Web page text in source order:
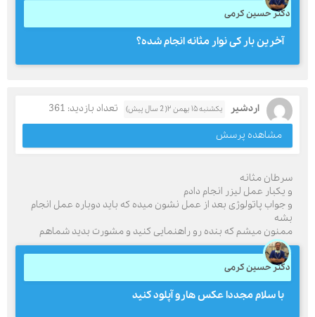
دکتر حسین کرمی
آخرین بار کی نوار مثانه انجام شده؟
اردشیر یکشنبه ۱۵ بهمن ۲( 2 سال پیش)
تعداد بازدید: 361
مشاهده پرسش
سرطان مثانه
و یکبار عمل لیزر انجام دادم
و جواب پاتولوژی بعد از عمل نشون میده که باید دوباره عمل انجام
بشه
ممنون میشم که بنده رو راهنمایی کنید و مشورت بدید شماهم
دکتر حسین کرمی
با سلام مجددا عکس هارو آپلود کنید